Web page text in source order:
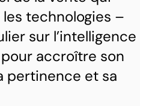
les technologies –
sur l’intelligence
accroître son
pertinence et sa